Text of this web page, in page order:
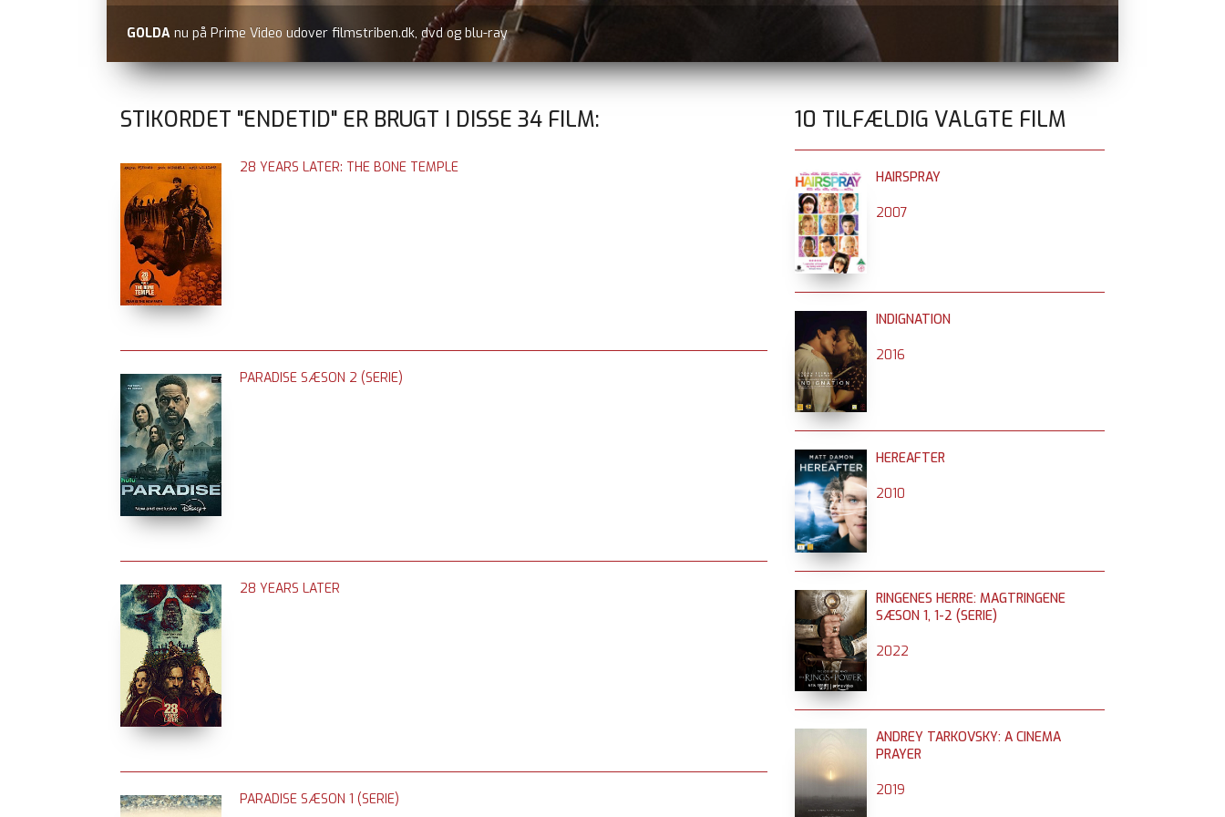
BATTLE OF OSLO nu på Prime Video udover filmstriben.dk og dvd
STIKORDET "ENDETID" ER BRUGT I DISSE 34 FILM:
28 YEARS LATER: THE BONE TEMPLE
PARADISE SÆSON 2 (SERIE)
28 YEARS LATER
PARADISE SÆSON 1 (SERIE)
10 TILFÆLDIG VALGTE FILM
HAIRSPRAY
2007
INDIGNATION
2016
HEREAFTER
2010
RINGENES HERRE: MAGTRINGENE
SÆSON 1, 1-2 (SERIE)
2022
ANDREY TARKOVSKY: A CINEMA
PRAYER
2019